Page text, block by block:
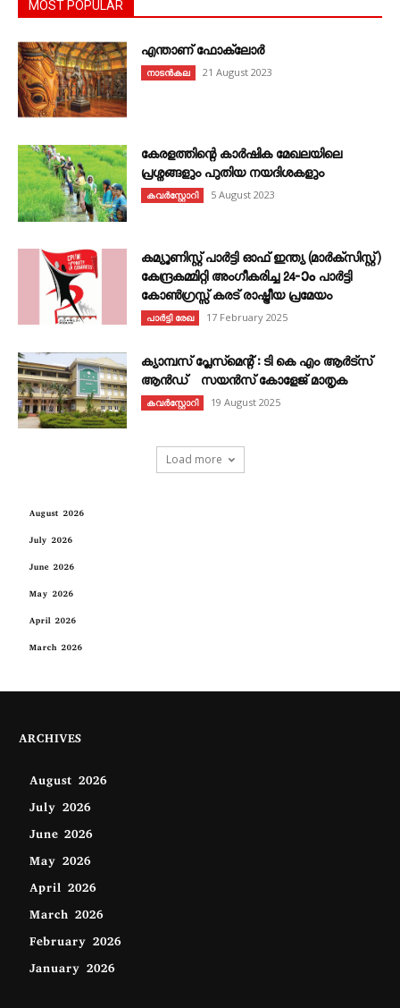
MOST POPULAR
എന്താണ്‌ ഫോക്‌ലോർ
നാടൻകല 21 August 2023
കേരളത്തിന്റെ കാർഷിക മേഖലയിലെ
പ്രശ്നങ്ങളും പുതിയ നയദിശകളും
കവര്‍സ്റ്റോറി 5 August 2023
കമ്യൂണിസ്റ്റ് പാർട്ടി ഓഫ് ഇന്ത്യ (മാർക്സിസ്റ്റ്)
കേന്ദ്രകമ്മിറ്റി അംഗീകരിച്ച 24‐ാം പാർട്ടി
കോൺഗ്രസ്സ് കരട് രാഷ്ട്രീയ പ്രമേയം
പാർട്ടി രേഖ 17 February 2025
ക്യാമ്പസ് പ്ലേസ്മെന്റ് : ടി കെ എം ആർട്സ്
ആൻഡ് സയൻസ് കോളേജ് മാതൃക
കവര്‍സ്റ്റോറി 19 August 2025
Load more
August 2026
July 2026
June 2026
May 2026
April 2026
March 2026
ARCHIVES
August 2026
July 2026
June 2026
May 2026
April 2026
March 2026
February 2026
January 2026